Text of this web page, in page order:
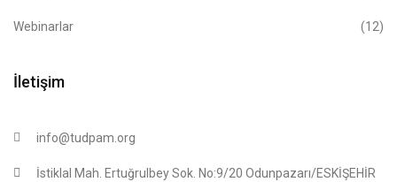
Webinarlar (12)
İletişim
info@tudpam.org
İstiklal Mah. Ertuğrulbey Sok. No:9/20 Odunpazarı/ESKİŞEHİR